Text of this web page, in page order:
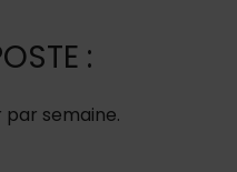
:
par semaine.